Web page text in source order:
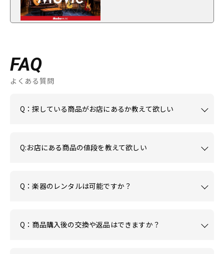
FAQ
よくある質問
Q：探している商品がお店にあるか教えて欲しい
Q:お店にある商品の値段を教えて欲しい
Q：楽器のレンタルは可能ですか？
Q：商品購入後の交換や返品はできますか？